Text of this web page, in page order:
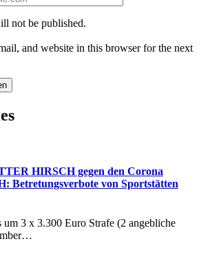
not be published.
and website in this browser for the next
HIRSCH gegen den Corona
Betretungsverbote von Sportstätten
um 3 x 3.300 Euro Strafe (2 angebliche